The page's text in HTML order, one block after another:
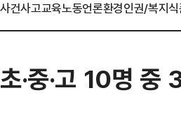
사건사고교육노동언론환경인권/복지
초·중·고 10명 중